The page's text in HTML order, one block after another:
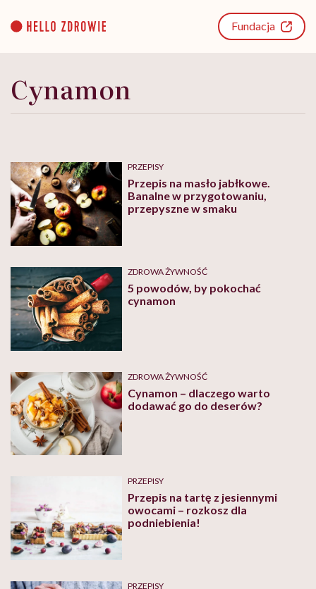
content
Fundacja
Cynamon
PRZEPISY
Przepis na masło jabłkowe.
Banalne w przygotowaniu,
przepyszne w smaku
ZDROWA ŻYWNOŚĆ
5 powodów, by pokochać
cynamon
ZDROWA ŻYWNOŚĆ
Cynamon – dlaczego warto
dodawać go do deserów?
PRZEPISY
Przepis na tartę z jesiennymi
owocami – rozkosz dla
podniebienia!
PRZEPISY